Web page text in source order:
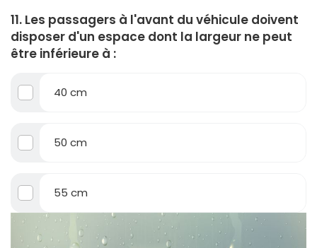
11. Les passagers à l'avant du véhicule doivent
disposer d'un espace dont la largeur ne peut
être inférieure à :
40 cm
50 cm
55 cm